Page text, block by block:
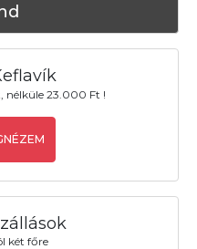
nélküle 23.000 Ft !
két főre